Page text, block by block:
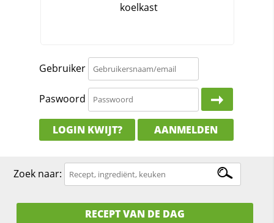
Gebruiker
Paswoord
LOGIN KWIJT? AANMELDEN
Zoek naar:
RECEPT VAN DE DAG